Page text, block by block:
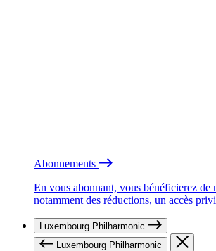
Abonnements
En vous abonnant, vous bénéficierez de
notamment des réductions, un accès
Luxembourg Philharmonic
Luxembourg Philharmonic